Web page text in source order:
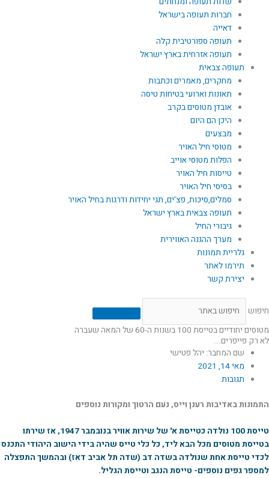
חברות תעופה בישראל
דאייה
תעופה ספורטיבית קלה
תעופה אזרחית בארץ ישראל
תעופה צבאית
מחקרים, מאמרים וכתבות
תאונות וארועי בטיחות טיסה
אובדן מטוסים בקרב
היכן הם היום
מבצעים
מטוסי חיל האויר
הפלות מטוסי אוייב
טייסות חיל האויר
בסיסי חיל האויר
סמלים,סיכות, פצ'ים, תגי יחידות ודרגות בחיל האויר
תעופה צבאית בארץ ישראל
גיבורי החיל
מערך ההגנה האווירית
גלריית תמונות
תירמו לאתר
יצירת קשר
חיפוש
מטוסים יחודיים בטייסת 100 בשנות ה-60 של המאה שעברה
לא רק פייפרים...
שם המחבר: יהל פטישי
מאי 14, 2021
תגובות
התמונות באדיבות רענן וייס, נעם הרטוך ומקורות נוספים
טייסת 100 נולדה כטייסת א' של שירות אוויר בנובמבר 1947, אז שירתו
בטייסת מטוסים מכל הבא ליד, כל כלי טייס שהיה בידי הישוב היהודי התכנס
לכדי טייסת אחת שנולדה בשדה דב (שדה תל אביב דאז) ובהמשך התפצלה
למספר גפים נוספים- טייסת הנגב וטייסת הגליל.